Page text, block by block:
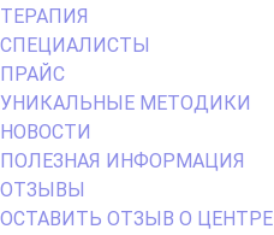
ТЕРАПИЯ
СПЕЦИАЛИСТЫ
ПРАЙС
УНИКАЛЬНЫЕ МЕТОДИКИ
НОВОСТИ
ПОЛЕЗНАЯ ИНФОРМАЦИЯ
ОТЗЫВЫ
ОСТАВИТЬ ОТЗЫВ О ЦЕНТРЕ